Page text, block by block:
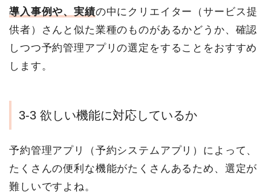
導入事例や、実績の中にクリエイター（サービス提
供者）さんと似た業種のものがあるかどうか、確認
しつつ予約管理アプリの選定をすることをおすすめ
します。
3-3 欲しい機能に対応しているか
予約管理アプリ（予約システムアプリ）によって、
たくさんの便利な機能がたくさんあるため、選定が
難しいですよね。